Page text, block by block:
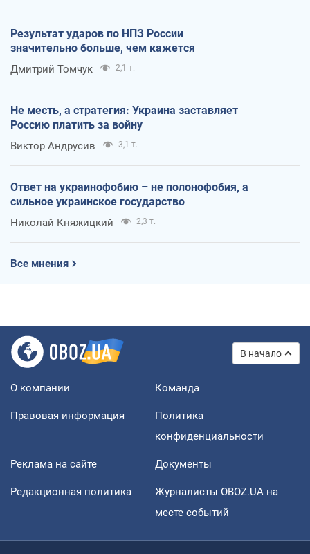
Результат ударов по НПЗ России
значительно больше, чем кажется
Дмитрий Томчук 2,1 т.
Не месть, а стратегия: Украина заставляет
Россию платить за войну
Виктор Андрусив 3,1 т.
Ответ на украинофобию – не полонофобия, а
сильное украинское государство
Николай Княжицкий 2,3 т.
Все мнения
В начало
О компании Команда
Правовая информация
Политика
конфиденциальности
Реклама на сайте Документы
Редакционная политика
Журналисты OBOZ.UA на
месте событий